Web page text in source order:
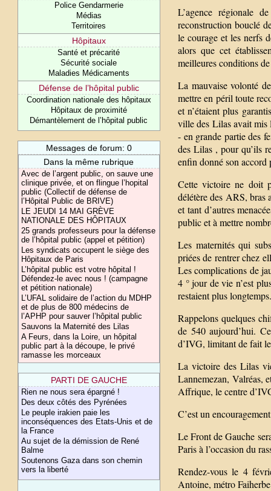
Police Gendarmerie
Médias
Territoires
Hôpitaux
Santé et précarité
Sécurité sociale
Maladies Médicaments
Défense de l’hôpital public
Coordination nationale des hôpitaux
Hôpitaux de proximité
Démantèlement de l’hôpital public
Messages de forum: 0
Dans la même rubrique
Avec de l’argent public, on sauve une
clinique privée, et on flingue l’hopital
public (Collectif de défense de
l’Hôpital Public de BRIVE)
LE JEUDI 14 MAI GRÈVE
NATIONALE DES HÔPITAUX
25 grands professeurs pour la défense
de l’hôpital public (appel et pétition)
Les syndicats occupent le siège des
Hôpitaux de Paris
L’hôpital public est votre hôpital !
Défendez-le avec nous ! (campagne
et pétition nationale)
L’UFAL solidaire de l’action du MDHP
et de plus de 800 médecins de
l’APHP pour sauver l’hôpital public
Sauvons la Maternité des Lilas
A Feurs, dans la Loire, un hôpital
public part à la découpe, le privé
ramasse les morceaux
PARTI DE GAUCHE
Rien ne nous sera épargné !
Des deux côtés des Pyrénées
Le peuple irakien paie les
inconséquences des Etats-Unis et de
la France
Au sujet de la démission de René
Balme
Soutenons Gaza dans son chemin
vers la liberté
L’agence régionale
reconstruction bouclé
le courage et les nerfs
alors que cet
meilleures conditions
La mauvaise volonté
mettre en péril toute
et n’étaient plus
ville des Lilas avait mis
- en grande partie des
des Lilas , pour qu’ils
enfin donné son
Cette victoire ne doit
délétère des ARS,
et tant d’autres
public et à mettre
Les maternités qui
priées de rentrer chez
Les complications de
4 ° jour de vie n’est
restaient plus longtemps.
Rappelons quelques
de 540 aujourd’hui.
d’IVG, limitant de fait
La victoire des Lilas
Lannemezan, Valréas,
Affrique, le centre
C’est un
Le Front de Gauche
Paris à l’occasion du
Rendez-vous le 4
Antoine, métro